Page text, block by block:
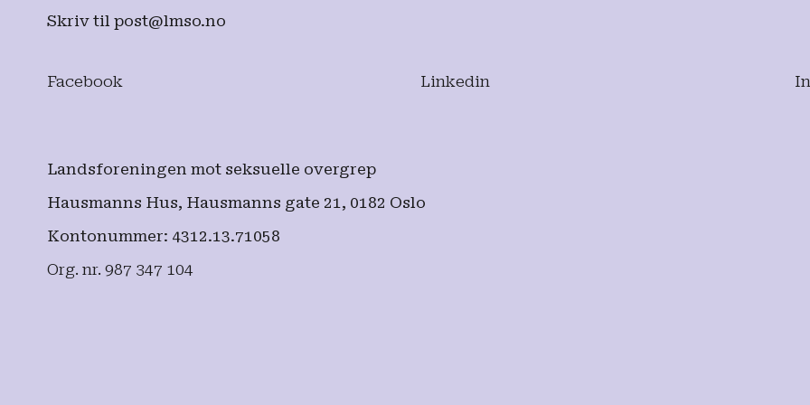
Skriv til post@lmso.no
Facebook Linkedin
Landsforeningen mot seksuelle overgrep
Hausmanns Hus, Hausmanns gate 21, 0182 Oslo
Kontonummer: 4312.13.71058
Org. nr. 987 347 104